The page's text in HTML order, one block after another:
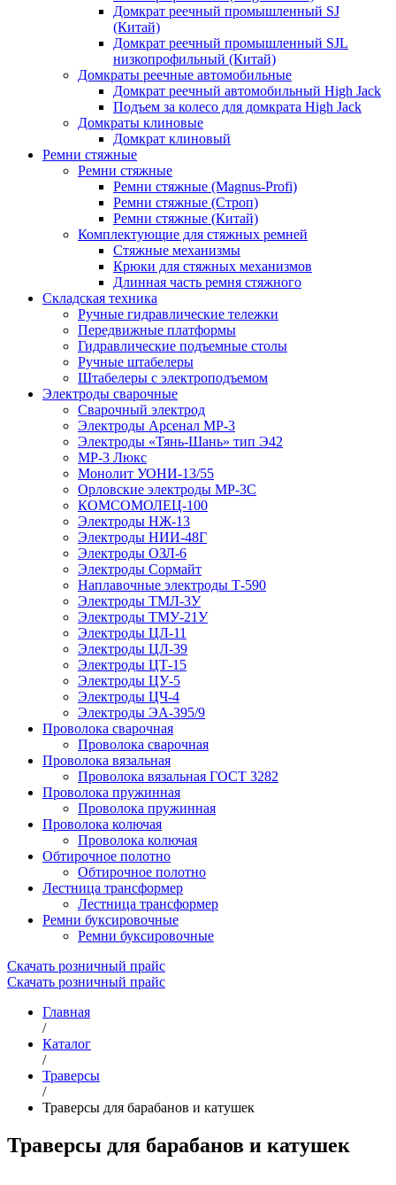
Домкрат реечный промышленный SJ
(Китай)
Домкрат реечный промышленный SJL
низкопрофильный (Китай)
Домкраты реечные автомобильные
Домкрат реечный автомобильный High Jack
Подъем за колесо для домкрата High Jack
Домкраты клиновые
Домкрат клиновый
Ремни стяжные
Ремни стяжные
Ремни стяжные (Magnus-Profi)
Ремни стяжные (Строп)
Ремни стяжные (Китай)
Комплектующие для стяжных ремней
Стяжные механизмы
Крюки для стяжных механизмов
Длинная часть ремня стяжного
Складская техника
Ручные гидравлические тележки
Передвижные платформы
Гидравлические подъемные столы
Ручные штабелеры
Штабелеры с электроподъемом
Электроды сварочные
Сварочный электрод
Электроды Арсенал МР-3
Электроды «Тянь-Шань» тип Э42
МР-3 Люкс
Монолит УОНИ-13/55
Орловские электроды МР-3С
КОМСОМОЛЕЦ-100
Электроды НЖ-13
Электроды НИИ-48Г
Электроды ОЗЛ-6
Электроды Сормайт
Наплавочные электроды Т-590
Электроды ТМЛ-3У
Электроды ТМУ-21У
Электроды ЦЛ-11
Электроды ЦЛ-39
Электроды ЦТ-15
Электроды ЦУ-5
Электроды ЦЧ-4
Электроды ЭА-395/9
Проволока сварочная
Проволока сварочная
Проволока вязальная
Проволока вязальная ГОСТ 3282
Проволока пружинная
Проволока пружинная
Проволока колючая
Проволока колючая
Обтирочное полотно
Обтирочное полотно
Лестница трансформер
Лестница трансформер
Ремни буксировочные
Ремни буксировочные
Cкачать розничный прайс
Cкачать розничный прайс
Главная
/
Каталог
/
Траверсы
/
Траверсы для барабанов и катушек
Траверсы для барабанов и катушек